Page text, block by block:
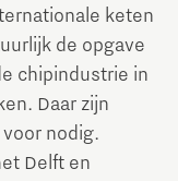
keten
de opgave
chipindustrie in
Daar zijn
nodig.
Delft en